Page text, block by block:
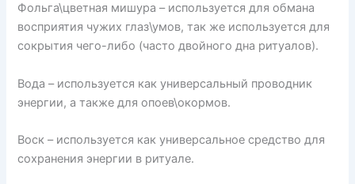
Фольга\цветная мишура – используется для обмана
восприятия чужих глаз\умов, так же используется для
сокрытия чего-либо (часто двойного дна ритуалов).
Вода – используется как универсальный проводник
энергии, а также для опоев\окормов.
Воск – используется как универсальное средство для
сохранения энергии в ритуале.